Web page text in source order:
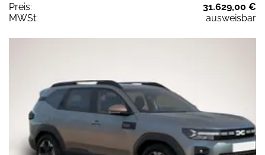
Preis:
31.629,00 €
MWSt:
ausweisbar